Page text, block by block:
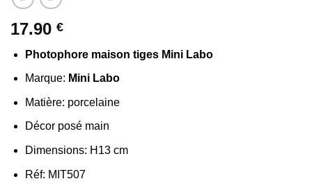
17.90 €
Photophore maison tiges Mini Labo
Marque: Mini Labo
Matière: porcelaine
Décor posé main
Dimensions: H13 cm
Réf: MIT507